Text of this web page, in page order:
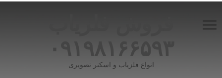
۰۹۱۹۸۱۶۶۵۹۳
انواع فلزیاب و اسکنر تصویری